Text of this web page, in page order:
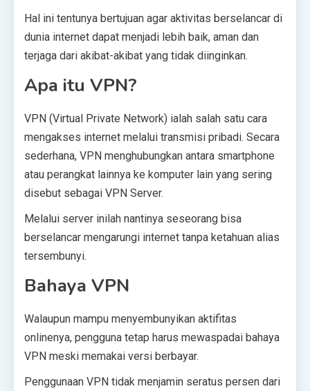
Hal ini tentunya bertujuan agar aktivitas berselancar di
dunia internet dapat menjadi lebih baik, aman dan
terjaga dari akibat-akibat yang tidak diinginkan.
Apa itu VPN?
VPN (Virtual Private Network) ialah salah satu cara
mengakses internet melalui transmisi pribadi. Secara
sederhana, VPN menghubungkan antara smartphone
atau perangkat lainnya ke komputer lain yang sering
disebut sebagai VPN Server.
Melalui server inilah nantinya seseorang bisa
berselancar mengarungi internet tanpa ketahuan alias
tersembunyi.
Bahaya VPN
Walaupun mampu menyembunyikan aktifitas
onlinenya, pengguna tetap harus mewaspadai bahaya
VPN meski memakai versi berbayar.
Penggunaan VPN tidak menjamin seratus persen dari